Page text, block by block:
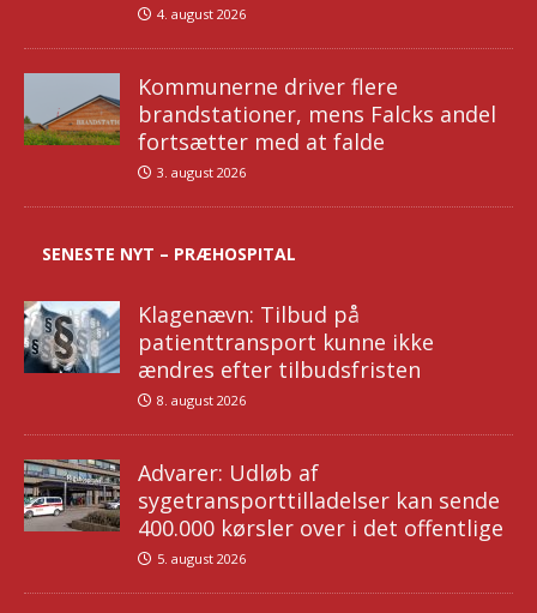
4. august 2026
Kommunerne driver flere
brandstationer, mens Falcks andel
fortsætter med at falde
3. august 2026
SENESTE NYT – PRÆHOSPITAL
Klagenævn: Tilbud på
patienttransport kunne ikke
ændres efter tilbudsfristen
8. august 2026
Advarer: Udløb af
sygetransporttilladelser kan sende
400.000 kørsler over i det offentlige
5. august 2026